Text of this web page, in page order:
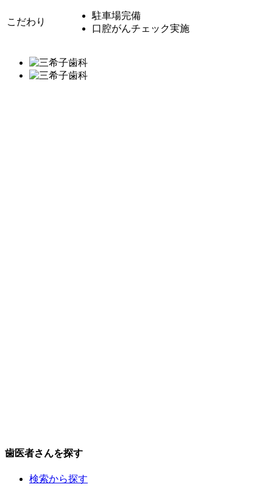
こだわり
駐車場完備
口腔がんチェック実施
歯医者さんを探す
検索から探す